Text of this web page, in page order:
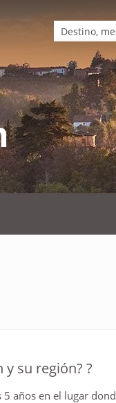
su región? ?
años en el lugar